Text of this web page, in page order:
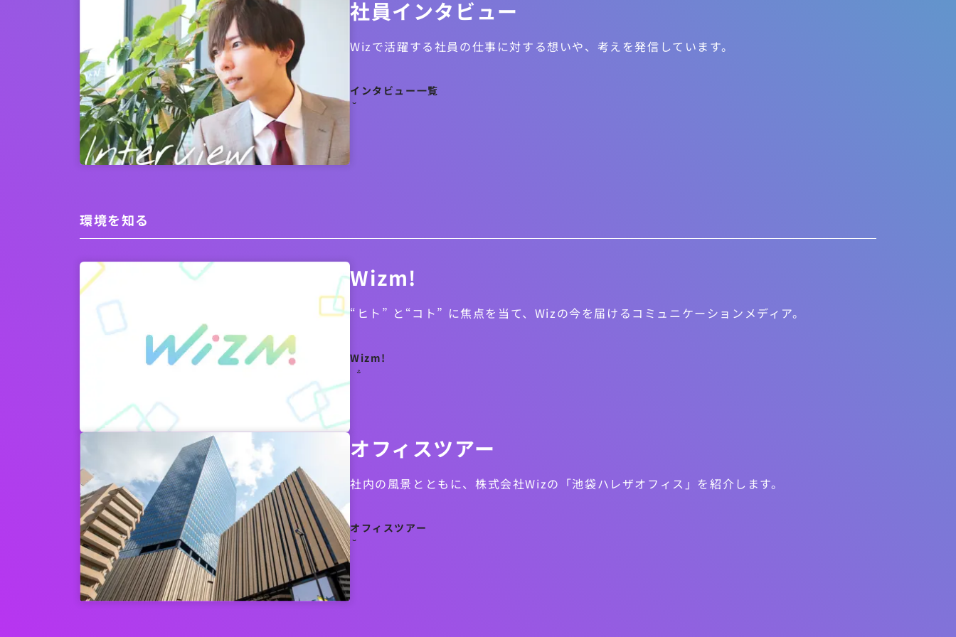
社員インタビュー
Wizで活躍する社員の仕事に対する想いや、考えを発信しています。
インタビュー一覧
環境を知る
Wizm!
“ヒト” と“コト” に焦点を当て、Wizの今を届けるコミュニケーションメディア。
Wizm!
オフィスツアー
社内の風景とともに、株式会社Wizの「池袋ハレザオフィス」を紹介します。
オフィスツアー